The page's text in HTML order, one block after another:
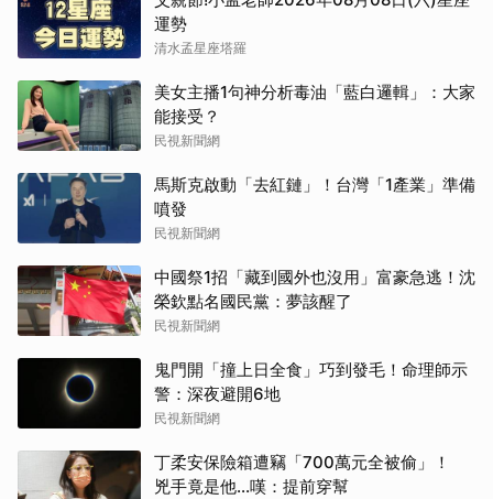
運勢
清水孟星座塔羅
美女主播1句神分析毒油「藍白邏輯」：大家
能接受？
民視新聞網
馬斯克啟動「去紅鏈」！台灣「1產業」準備
噴發
民視新聞網
中國祭1招「藏到國外也沒用」富豪急逃！沈
榮欽點名國民黨：夢該醒了
民視新聞網
鬼門開「撞上日全食」巧到發毛！命理師示
警：深夜避開6地
民視新聞網
丁柔安保險箱遭竊「700萬元全被偷」！
兇手竟是他...嘆：提前穿幫